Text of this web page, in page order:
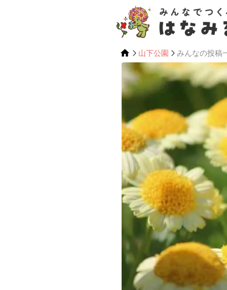
山下公園 みんなの投稿